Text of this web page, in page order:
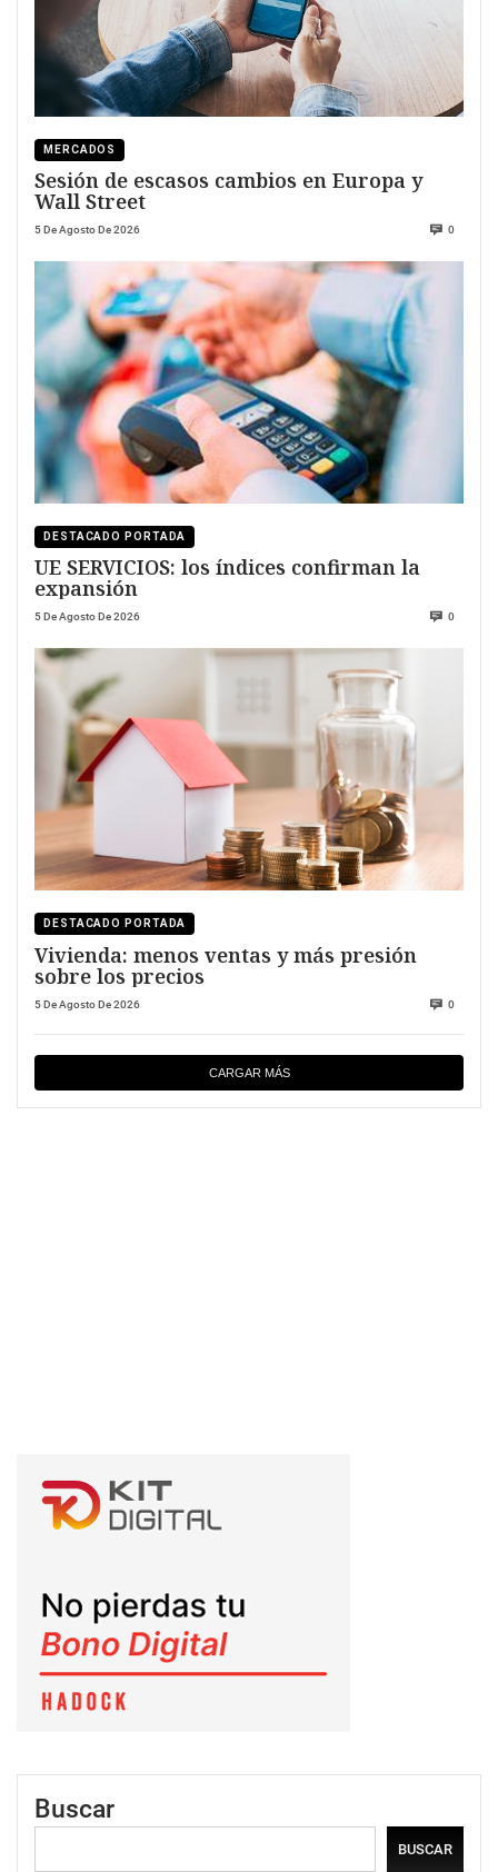
MERCADOS
Sesión de escasos cambios en Europa y
Wall Street
5 De Agosto De 2026 0
DESTACADO PORTADA
UE SERVICIOS: los índices confirman la
expansión
5 De Agosto De 2026 0
DESTACADO PORTADA
Vivienda: menos ventas y más presión
sobre los precios
5 De Agosto De 2026 0
CARGAR MÁS
Buscar
BUSCAR